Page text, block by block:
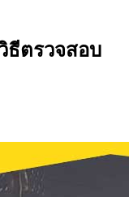
ธีตรวจสอบ